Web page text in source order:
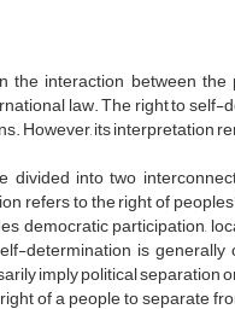
interaction between
law. The right to
However, its interpretation
into two
to the right of
democratic participation,
determination is
imply political separation
of a people to separate